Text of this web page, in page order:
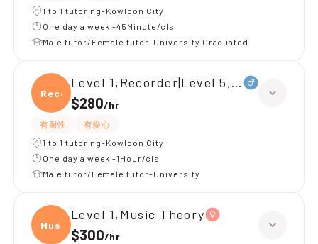
1 to 1 tutoring-Kowloon City
One day a week -45Minute/cls
Male tutor/Female tutor-University Graduated
Recor
Level 1,Recorder|Level 5,Music Theory
$280/hr
有耐性
有愛心
1 to 1 tutoring-Kowloon City
One day a week -1Hour/cls
Male tutor/Female tutor-University
Music
Level 1,Music Theory
$300/hr